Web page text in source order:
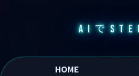
AIで
HOME